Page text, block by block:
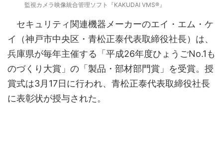
監視カメラ映像統合管理ソフト『KAKUDAI VMS®』
セキュリティ関連機器メーカーのエイ・エム・ケ
イ（神戸市中央区・青松正泰代表取締役社長）は、
兵庫県が毎年主催する「平成26年度ひょうごNo.1も
のづくり大賞」の「製品・部材部門賞」を受賞。授
賞式は3月17日に行われ、青松正泰代表取締役社長
に表彰状が授与された。